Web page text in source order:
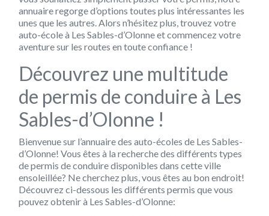
annuaire regorge d’options toutes plus intéressantes les
unes que les autres. Alors n’hésitez plus, trouvez votre
auto-école à Les Sables-d’Olonne et commencez votre
aventure sur les routes en toute confiance !
Découvrez une multitude
de permis de conduire à Les
Sables-d’Olonne !
Bienvenue sur l’annuaire des auto-écoles de Les Sables-
d’Olonne! Vous êtes à la recherche des différents types
de permis de conduire disponibles dans cette ville
ensoleillée? Ne cherchez plus, vous êtes au bon endroit!
Découvrez ci-dessous les différents permis que vous
pouvez obtenir à Les Sables-d’Olonne: